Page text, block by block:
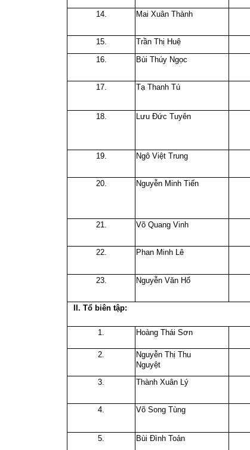
14. Mai Xuân Thành
15. Trần Thị Huệ
16.
Bùi Thúy Ngọc
17. Tạ Thanh Tú
18. Lưu Đức Tuyên
19. Ngô Việt Trung
20. Nguyễn Minh Tiến
21. Võ Quang Vinh
22. Phan Minh Lê
23. Nguyễn Văn Hổ
II. Tổ biên tập:
1. Hoàng Thái Sơn
2.
Nguyễn Thị Thu
Nguyệt
3. Thành Xuân Lý
4. Võ Song Tùng
5. Bùi Đình Toản